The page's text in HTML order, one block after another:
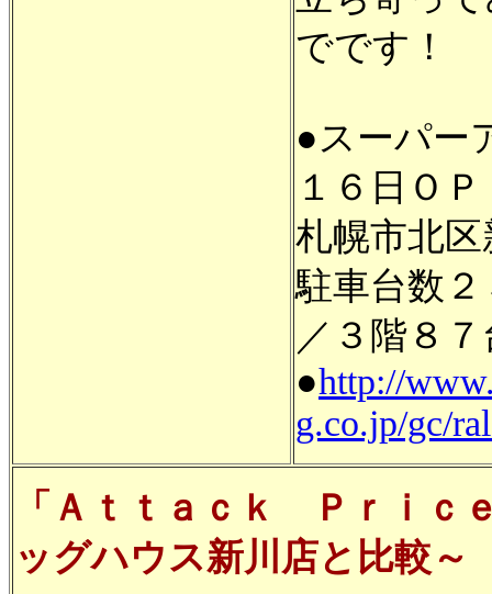
でです！
●スーパー
１６日Ｏ
札幌市北
駐車台数
／３階８
●http://
g.co.jp/gc/
「Ａｔｔａｃｋ Ｐｒｉｃ
ッグハウス新川店と比較～